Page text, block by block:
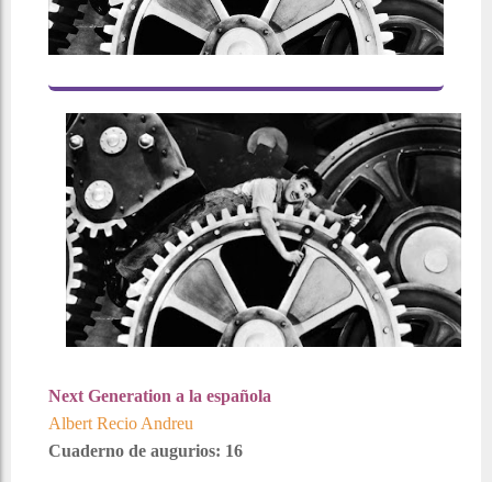
Next Generation a la española
Albert Recio Andreu
Cuaderno de augurios: 16